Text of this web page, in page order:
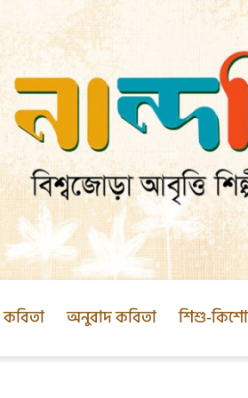
কবিতা অনুবাদ কবিতা শিশু-